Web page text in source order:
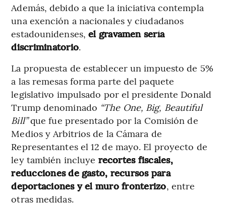
Además, debido a que la iniciativa contempla
una exención a nacionales y ciudadanos
estadounidenses,el gravamen sería
discriminatorio.
La propuesta de establecer un impuesto de 5%
a las remesas forma parte del paquete
legislativo impulsado por el presidente Donald
Trump denominado “The One, Big, Beautiful
Bill”que fue presentado por la Comisión de
Medios y Arbitrios de la Cámara de
Representantes el 12 de mayo. El proyecto de
ley también incluye recortes fiscales,
reducciones de gasto, recursos para
deportaciones y el muro fronterizo, entre
otras medidas.